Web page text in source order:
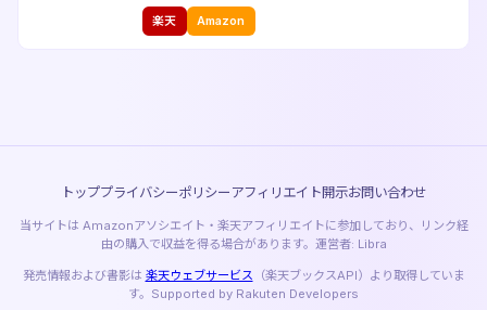
楽天 Amazon
トッププライバシーポリシー アフィリエイト開示お問い合わせ
当サイトは Amazonアソシエイト・楽天アフィリエイトに参加しており、リンク経
由の購入で収益を得る場合があります。運営者: Libra
発売情報および書影は 楽天ウェブサービス （楽天ブックスAPI）より取得していま
す。Supported by Rakuten Developers